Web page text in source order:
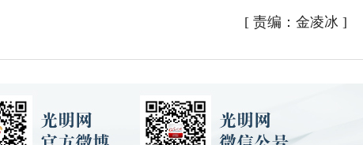
[ 责编：金凌冰 ]